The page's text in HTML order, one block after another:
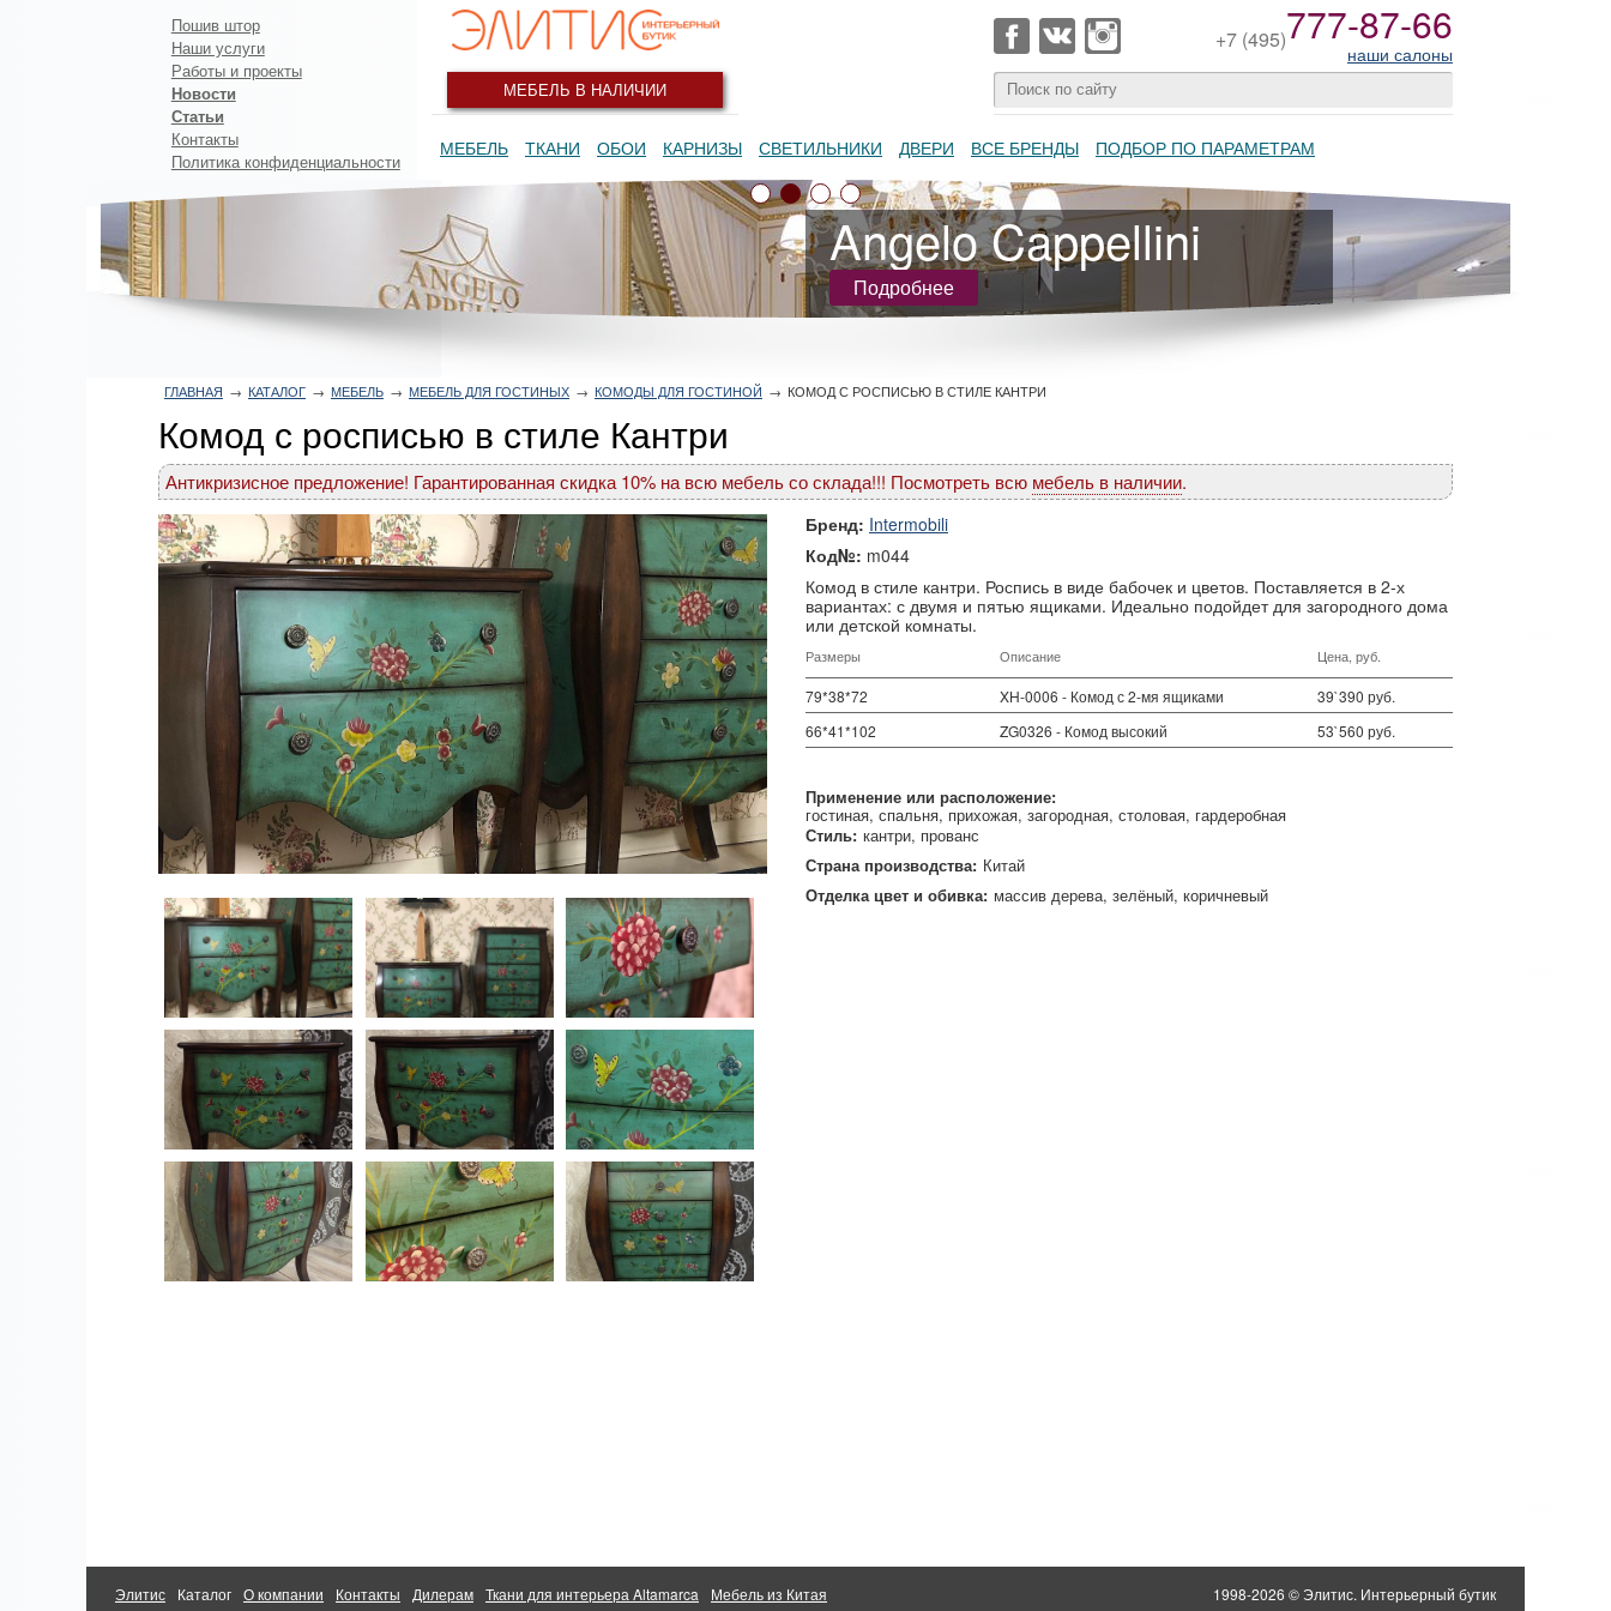
МЕБЕЛЬ В НАЛИЧИИ
+7 (495)777-87-66
наши салоны
МЕБЕЛЬ ТКАНИ ОБОИ КАРНИЗЫ СВЕТИЛЬНИКИ ДВЕРИ ВСЕ БРЕНДЫ ПОДБОР ПО ПАРАМЕТРАМ
ГЛАВНАЯ → КАТАЛОГ → МЕБЕЛЬ → МЕБЕЛЬ ДЛЯ ГОСТИНЫХ → КОМОДЫ ДЛЯ ГОСТИНОЙ → КОМОД С РОСПИСЬЮ В СТИЛЕ КАНТРИ
Комод с росписью в стиле Кантри
Антикризисное предложение! Гарантированная скидка 10% на всю мебель со склада!!! Посмотреть всю мебель в наличии.
Бренд: Intermobili
Код№: m044
Комод в стиле кантри. Роспись в виде бабочек и цветов. Поставляется в 2-х
вариантах: с двумя и пятью ящиками. Идеально подойдет для загородного дома
или детской комнаты.
Размеры Описание Цена, руб.
79*38*72 XH-0006 - Комод с 2-мя ящиками
39`390 руб.
66*41*102
ZG0326 - Комод высокий 53`560 руб.
Применение или расположение:
гостиная спальня прихожая загородная столовая гардеробная
Стиль: кантри прованс
Страна производства: Китай
Отделка цвет и обивка: массив дерева зелёный коричневый
Элитис Каталог О компании Контакты Дилерам Ткани для интерьера Altamarca Мебель из Китая 1998-2026 © Элитис. Интерьерный бутик
Пошив штор
Наши услуги
Работы и проекты
Новости
Статьи
Контакты
Политика конфиденциальности
Angelo Cappellini
Подробнее